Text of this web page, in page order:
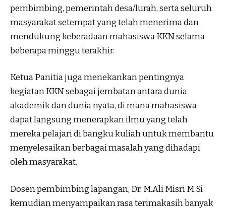
pembimbing, pemerintah desa/lurah, serta seluruh
masyarakat setempat yang telah menerima dan
mendukung keberadaan mahasiswa KKN selama
beberapa minggu terakhir.
Ketua Panitia juga menekankan pentingnya
kegiatan KKN sebagai jembatan antara dunia
akademik dan dunia nyata, di mana mahasiswa
dapat langsung menerapkan ilmu yang telah
mereka pelajari di bangku kuliah untuk membantu
menyelesaikan berbagai masalah yang dihadapi
oleh masyarakat.
Dosen pembimbing lapangan, Dr. M.Ali Misri M.Si
kemudian menyampaikan rasa terimakasih banyak